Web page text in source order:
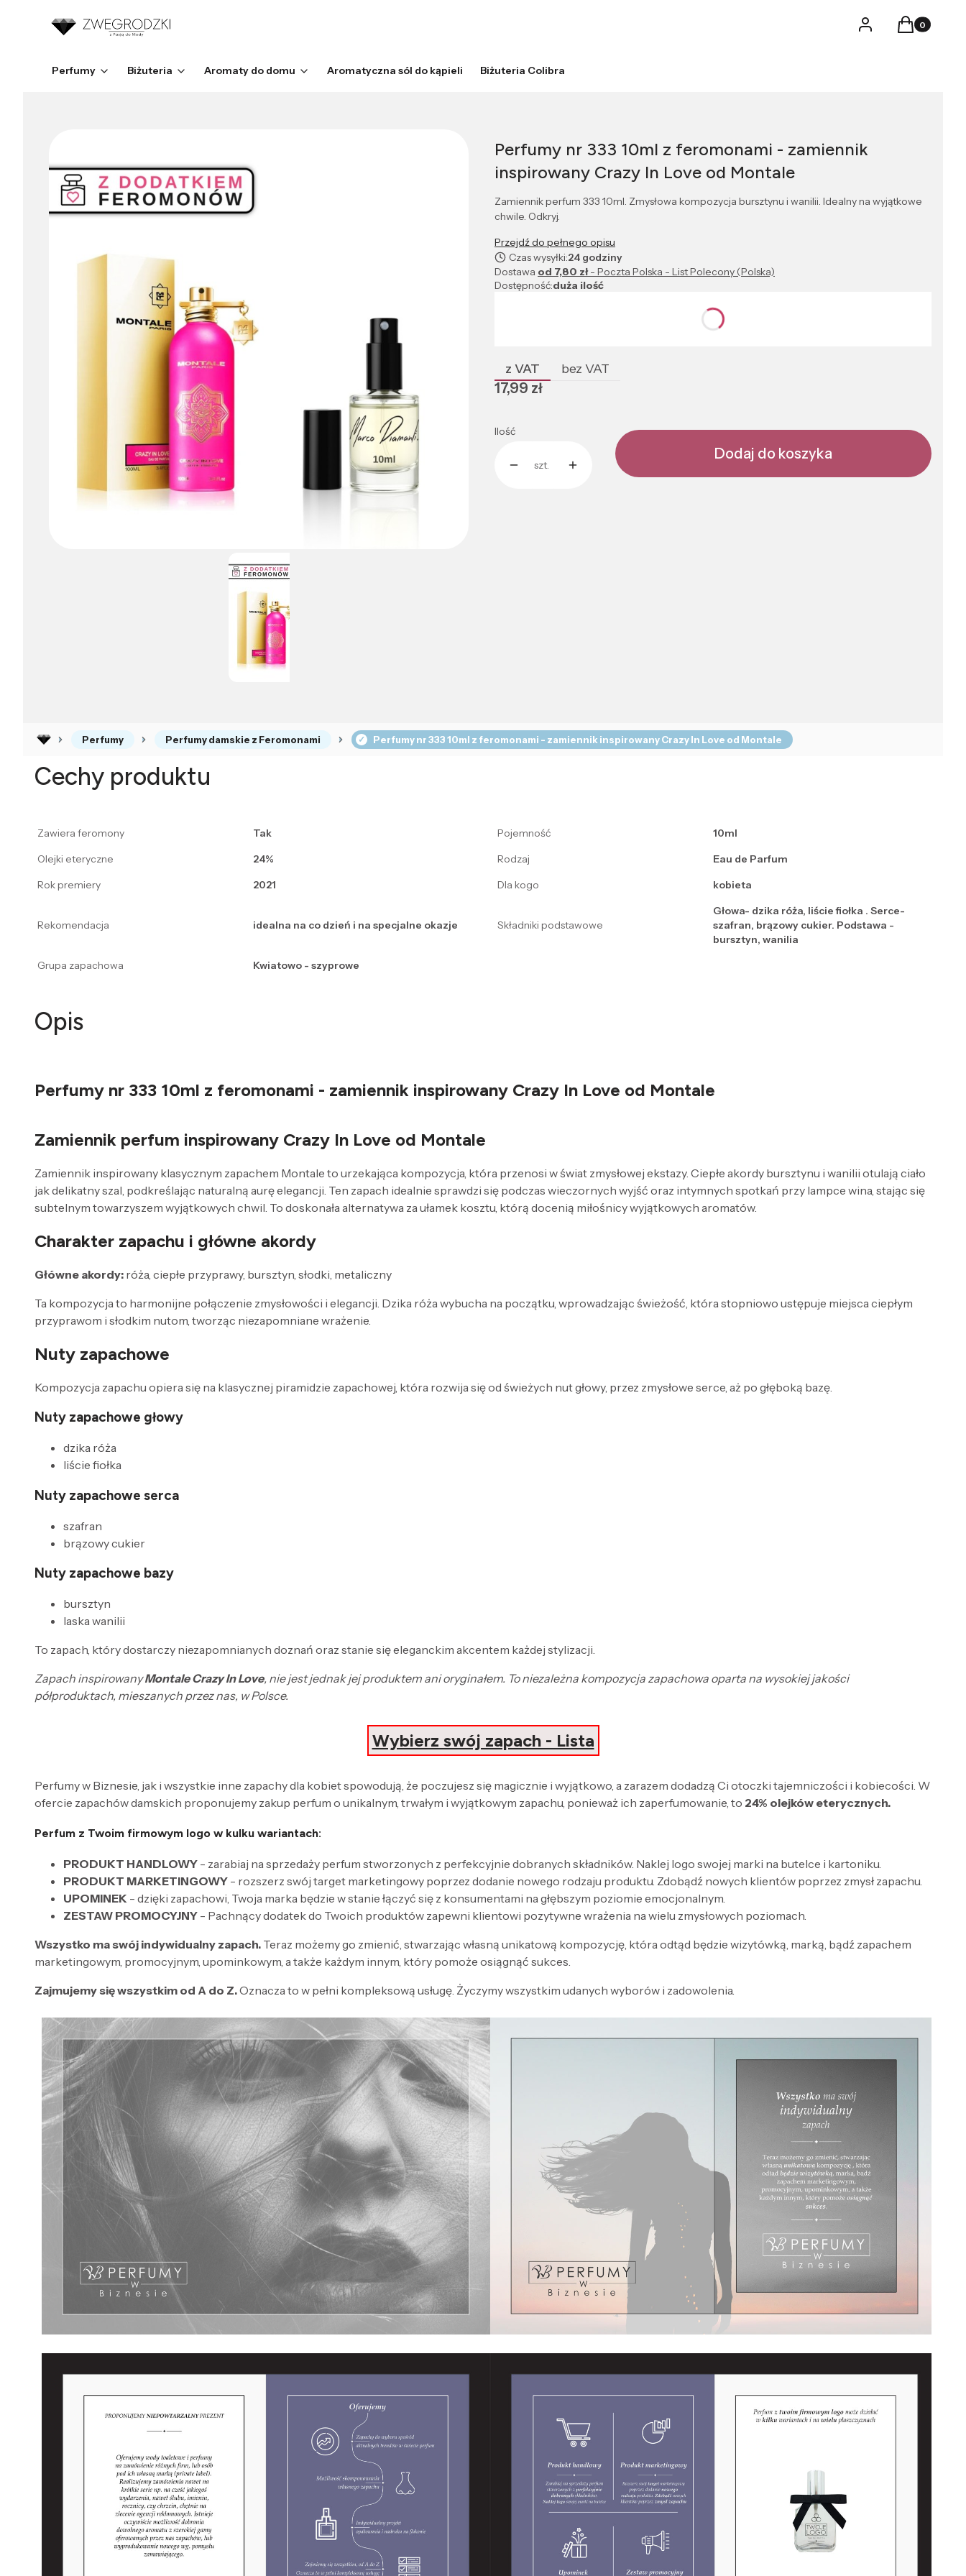
LogowanieProdukty w
Koszyk
Perfumy Biżuteria Aromaty do domu Aromatyczna sól do kąpieli Biżuteria Colibra
Perfumy nr 333 10ml z feromonami - zamiennik
inspirowany Crazy In Love od Montale
Zamiennik perfum 333 10ml. Zmysłowa kompozycja bursztynu i wanilii. Idealny na wyjątkowe
chwile. Odkryj.
Przejdź do pełnego opisu
Czas wysyłki:24 godziny
Dostawa od 7,80 zł- Poczta Polska - List Polecony (Polska)
Dostępność:duża ilość
z VAT bez VAT
Cena
17,99 zł
Ilość
szt.
Dodaj do koszyka
Perfumy Perfumy damskie z Feromonami Perfumy nr 333 10ml z feromonami - zamiennik inspirowany Crazy In Love od Montale
Cechy produktu
Zawiera feromony Tak Pojemność
10ml
Olejki eteryczne
24% Rodzaj
Eau de Parfum
Rok premiery
2021 Dla kogo kobieta
Rekomendacja idealna na co dzień i na specjalne okazje Składniki podstawowe
Głowa- dzika róża, liście fiołka . Serce-
szafran, brązowy cukier. Podstawa -
bursztyn, wanilia
Grupa zapachowa
Kwiatowo - szyprowe
Opis
Perfumy nr 333 10ml z feromonami - zamiennik inspirowany Crazy In Love od Montale
Zamiennik perfum inspirowany Crazy In Love od Montale
Zamiennik inspirowany klasycznym zapachem Montale to urzekająca kompozycja, która przenosi w świat zmysłowej ekstazy. Ciepłe akordy bursztynu i wanilii otulają ciało
jak delikatny szal, podkreślając naturalną aurę elegancji. Ten zapach idealnie sprawdzi się podczas wieczornych wyjść oraz intymnych spotkań przy lampce wina, stając się
subtelnym towarzyszem wyjątkowych chwil. To doskonała alternatywa za ułamek kosztu, którą docenią miłośnicy wyjątkowych aromatów.
Charakter zapachu i główne akordy
Główne akordy: róża, ciepłe przyprawy, bursztyn, słodki, metaliczny
Ta kompozycja to harmonijne połączenie zmysłowości i elegancji. Dzika róża wybucha na początku, wprowadzając świeżość, która stopniowo ustępuje miejsca ciepłym
przyprawom i słodkim nutom, tworząc niezapomniane wrażenie.
Nuty zapachowe
Kompozycja zapachu opiera się na klasycznej piramidzie zapachowej, która rozwija się od świeżych nut głowy, przez zmysłowe serce, aż po głęboką bazę.
Nuty zapachowe głowy
dzika róża
liście fiołka
Nuty zapachowe serca
szafran
brązowy cukier
Nuty zapachowe bazy
bursztyn
laska wanilii
To zapach, który dostarczy niezapomnianych doznań oraz stanie się eleganckim akcentem każdej stylizacji.
Zapach inspirowanyMontale Crazy In Love, nie jest jednak jej produktem ani oryginałem. To niezależna kompozycja zapachowa oparta na wysokiej jakości
półproduktach, mieszanych przez nas, w Polsce.
Wybierz swój zapach - Lista
Perfumy w Biznesie, jak i wszystkie inne zapachy dla kobiet spowodują, że poczujesz się magicznie i wyjątkowo, a zarazem dodadzą Ci otoczki tajemniczości i kobiecości. W
ofercie zapachów damskich proponujemy zakup perfum o unikalnym, trwałym i wyjątkowym zapachu, ponieważ ich zaperfumowanie, to 24% olejków eterycznych.
Perfum z Twoim firmowym logo w kulku wariantach:
PRODUKT HANDLOWY - zarabiaj na sprzedaży perfum stworzonych z perfekcyjnie dobranych składników. Naklej logo swojej marki na butelce i kartoniku.
PRODUKT MARKETINGOWY - rozszerz swój target marketingowy poprzez dodanie nowego rodzaju produktu. Zdobądź nowych klientów poprzez zmysł zapachu.
UPOMINEK - dzięki zapachowi, Twoja marka będzie w stanie łączyć się z konsumentami na głębszym poziomie emocjonalnym.
ZESTAW PROMOCYJNY - Pachnący dodatek do Twoich produktów zapewni klientowi pozytywne wrażenia na wielu zmysłowych poziomach.
Wszystko ma swój indywidualny zapach. Teraz możemy go zmienić, stwarzając własną unikatową kompozycję, która odtąd będzie wizytówką, marką, bądź zapachem
marketingowym, promocyjnym, upominkowym, a także każdym innym, który pomoże osiągnąć sukces.
Zajmujemy się wszystkim od A do Z.Oznacza to w pełni kompleksową usługę. Życzymy wszystkim udanych wyborów i zadowolenia.